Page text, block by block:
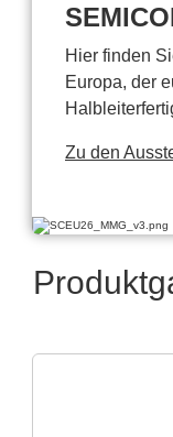
Hier finden
Europa, der
Zu den